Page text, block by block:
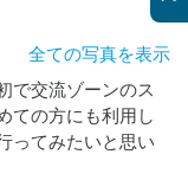
全ての写真を表示
で交流ゾーンのス
ての方にも利用し
ってみたいと思い